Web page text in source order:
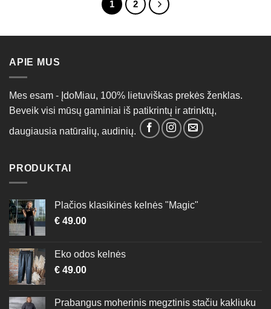
The
on
the
product
The
on
the
product
1 2
APIE MUS
Mes esam - ĮdoMiau, 100% lietuviškas prekės ženklas.
Beveik visi mūsų gaminiai iš patikrintų ir atrinktų,
daugiausia natūralių, audinių.
PRODUKTAI
Plačios klasikinės kelnės "Magic"
€ 49.00
Eko odos kelnės
€ 49.00
Prabangus moherinis megztinis stačiu kakliuku